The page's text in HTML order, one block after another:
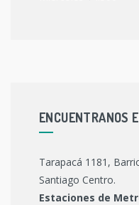
ENCUENTRANOS
Tarapacá 1181,
Santiago Centro.
Estaciones de